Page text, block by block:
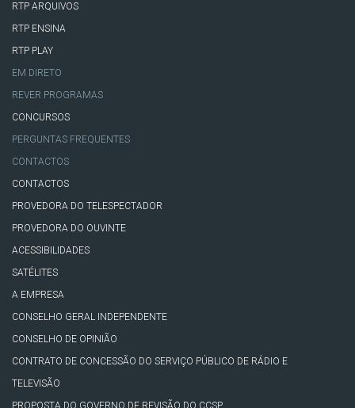
RTP ARQUIVOS
RTP ENSINA
RTP PLAY
EM DIRETO
REVER PROGRAMAS
CONCURSOS
PERGUNTAS FREQUENTES
CONTACTOS
CONTACTOS
PROVEDORA DO TELESPECTADOR
PROVEDORA DO OUVINTE
ACESSIBILIDADES
SATÉLITES
A EMPRESA
CONSELHO GERAL INDEPENDENTE
CONSELHO DE OPINIÃO
CONTRATO DE CONCESSÃO DO SERVIÇO PÚBLICO DE RÁDIO E
TELEVISÃO
PROPOSTA DO GOVERNO DE REVISÃO DO CCSP